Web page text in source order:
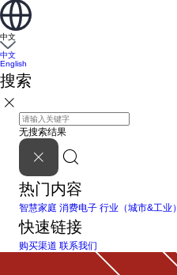
中文
中文
English
搜索
无搜索结果
热门内容
智慧家庭 消费电子 行业（城市&工业）
快速链接
购买渠道 联系我们